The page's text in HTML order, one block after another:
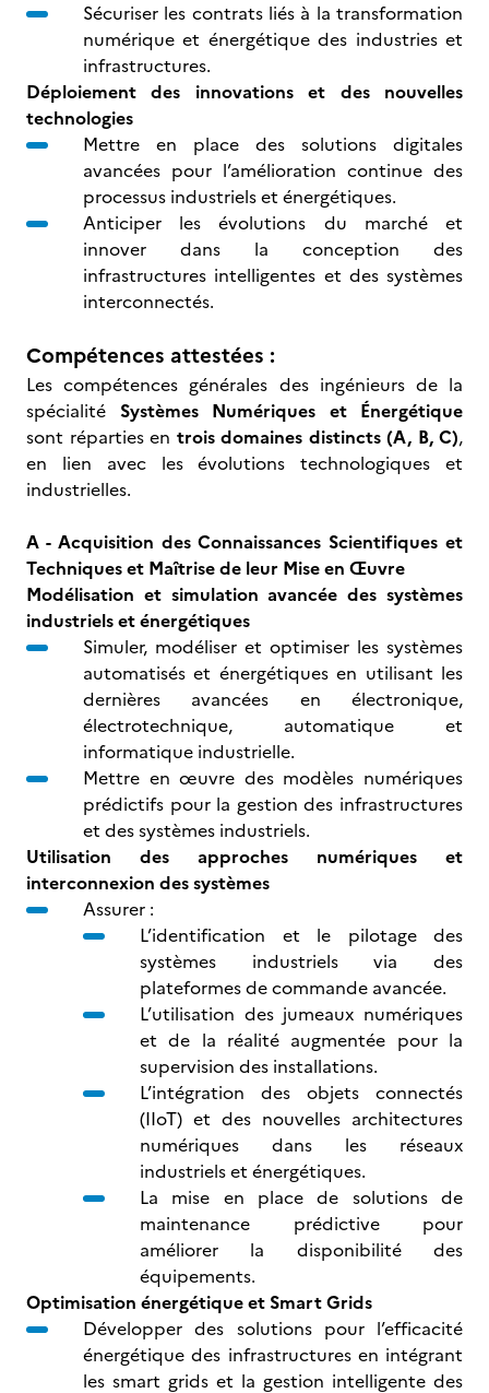
Sécuriser les contrats liés à la transformation
numérique et énergétique des industries et
infrastructures.
Déploiement des innovations et des nouvelles
technologies
Mettre en place des solutions digitales
avancées pour l’amélioration continue des
processus industriels et énergétiques.
Anticiper les évolutions du marché et
innover dans la conception des
infrastructures intelligentes et des systèmes
interconnectés.
Compétences attestées :
Les compétences générales des ingénieurs de la
spécialité Systèmes Numériques et Énergétique
sont réparties en trois domaines distincts (A, B, C),
en lien avec les évolutions technologiques et
industrielles.
A - Acquisition des Connaissances Scientifiques et
Techniques et Maîtrise de leur Mise en Œuvre
Modélisation et simulation avancée des systèmes
industriels et énergétiques
Simuler, modéliser et optimiser les systèmes
automatisés et énergétiques en utilisant les
dernières avancées en électronique,
électrotechnique, automatique et
informatique industrielle.
Mettre en œuvre des modèles numériques
prédictifs pour la gestion des infrastructures
et des systèmes industriels.
Utilisation des approches numériques et
interconnexion des systèmes
Assurer :
L’identification et le pilotage des
systèmes industriels via des
plateformes de commande avancée.
L’utilisation des jumeaux numériques
et de la réalité augmentée pour la
supervision des installations.
L’intégration des objets connectés
(IIoT) et des nouvelles architectures
numériques dans les réseaux
industriels et énergétiques.
La mise en place de solutions de
maintenance prédictive pour
améliorer la disponibilité des
équipements.
Optimisation énergétique et Smart Grids
Développer des solutions pour l’efficacité
énergétique des infrastructures en intégrant
les smart grids et la gestion intelligente des